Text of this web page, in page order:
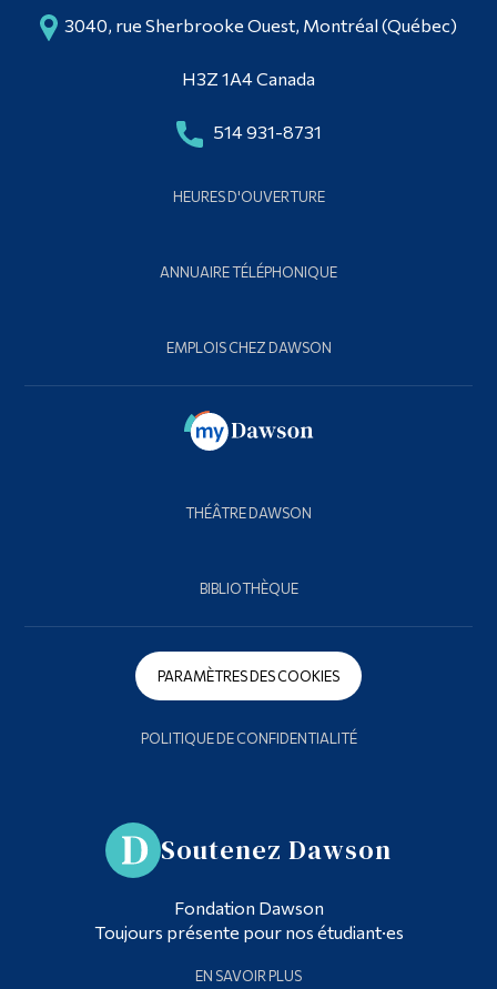
3040, rue Sherbrooke Ouest, Montréal (Québec)
H3Z 1A4 Canada
514 931-8731
HEURES D'OUVERTURE
ANNUAIRE TÉLÉPHONIQUE
EMPLOIS CHEZ DAWSON
THÉÂTRE DAWSON
BIBLIOTHÈQUE
PARAMÈTRES DES COOKIES
POLITIQUE DE CONFIDENTIALITÉ
Soutenez Dawson
Fondation Dawson
Toujours présente pour nos étudiant·es
EN SAVOIR PLUS